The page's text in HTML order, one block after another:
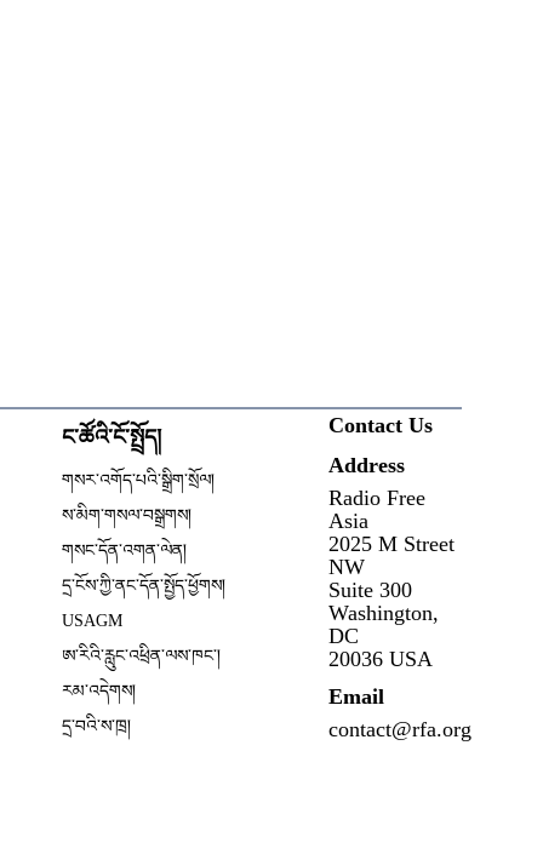
ང་ཚོའི་ངོ་སྤྲོད།
གསར་འགོད་པའི་སྒྲིག་སྲོལ།
ས་མིག་གསལ་བསྒྲགས།
Opens in new window
གསང་དོན་འགན་ལེན།
དྲ་ངོས་ཀྱི་ནང་དོན་སྤྱོད་ཕྱོགས།
USAGM
ཨ་རིའི་རླུང་འཕྲིན་ལས་ཁང༌།
Opens in new window
རམ་འདེགས།
དྲ་བའི་ས་ཁྲ།
Contact Us
Address
Radio Free
Asia
2025 M Street
NW
Suite 300
Washington,
DC
20036 USA
Email
contact@rfa.org